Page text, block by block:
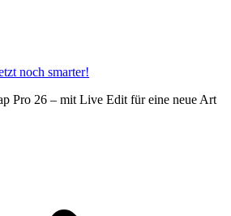
noch smarter!
Pro 26 – mit Live Edit für eine neue Art